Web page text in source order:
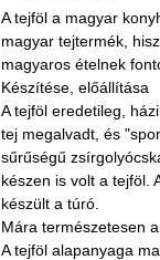
A tejföl a magyar
magyar tejtermék,
magyaros ételnek
Készítése, előállítása
A tejföl eredetileg,
tej megalvadt, és
sűrűségű
készen is volt a tejföl.
készült a túró.
Mára természetesen
A tejföl alapanyaga